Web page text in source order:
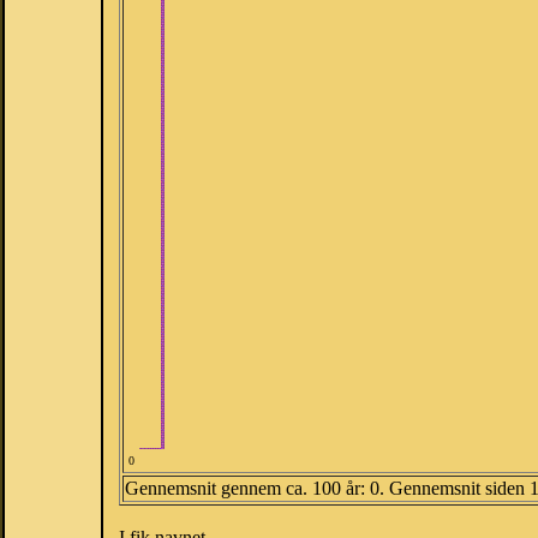
0
Gennemsnit gennem ca. 100 år: 0. Gennemsnit siden